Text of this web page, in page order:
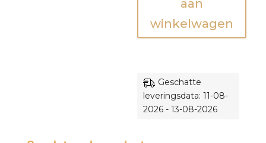
aan
winkelwagen
Geschatte
leveringsdata: 11-08-
2026 - 13-08-2026